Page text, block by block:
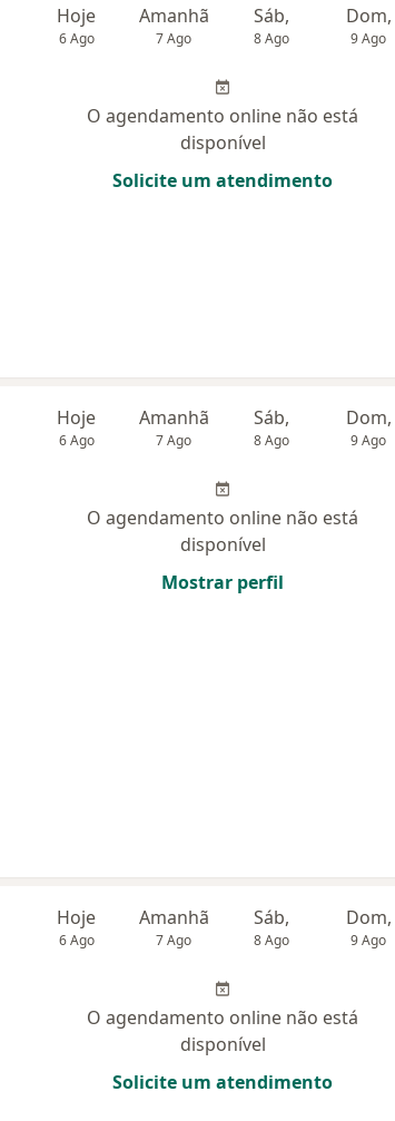
Hoje
6 Ago
Amanhã
7 Ago
Sáb,
8 Ago
Dom,
9 Ago
O agendamento online não está
disponível
Solicite um atendimento
Hoje
6 Ago
Amanhã
7 Ago
Sáb,
8 Ago
Dom,
9 Ago
O agendamento online não está
disponível
Mostrar perfil
Hoje
6 Ago
Amanhã
7 Ago
Sáb,
8 Ago
Dom,
9 Ago
O agendamento online não está
disponível
Solicite um atendimento